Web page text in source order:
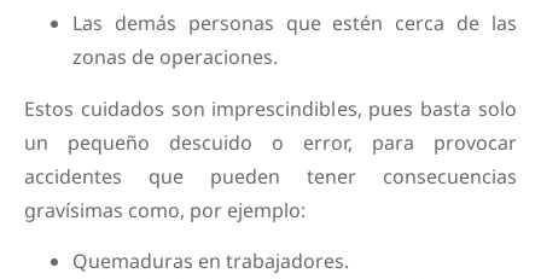
Las demás personas que estén cerca de las
zonas de operaciones.
Estos cuidados son imprescindibles, pues basta solo
un pequeño descuido o error, para provocar
accidentes que pueden tener consecuencias
gravísimas como, por ejemplo:
Quemaduras en trabajadores.